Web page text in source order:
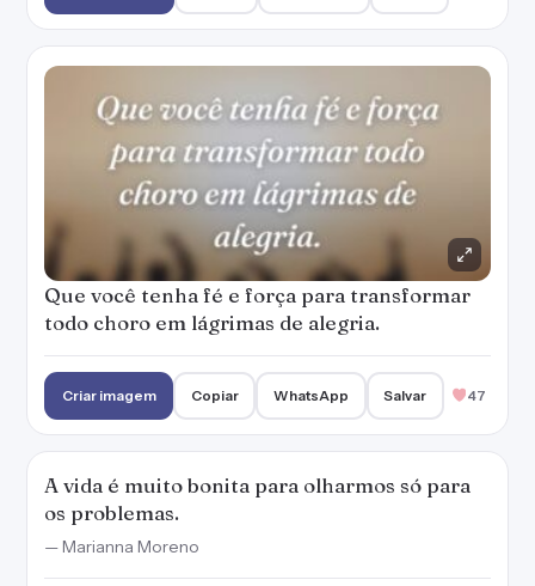
Que você tenha fé e força para transformar
todo choro em lágrimas de alegria.
Criar imagem Copiar WhatsApp Salvar 47
A vida é muito bonita para olharmos só para
os problemas.
— Marianna Moreno